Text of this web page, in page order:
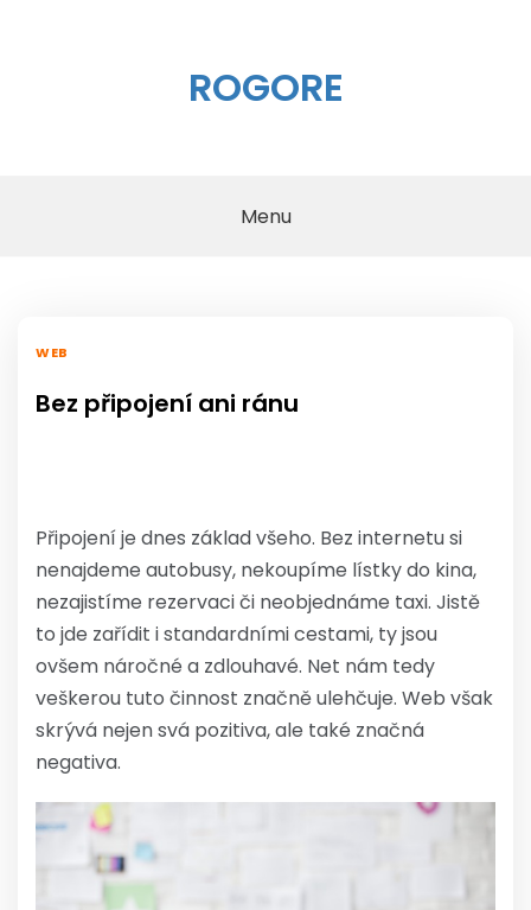
ROGORE
Menu
WEB
Bez připojení ani ránu
Připojení je dnes základ všeho. Bez internetusi
nenajdeme autobusy, nekoupíme lístky do kina,
nezajistíme rezervaci či neobjednáme taxi. Jistě
to jde zařídit i standardními cestami, ty jsou
ovšem náročné a zdlouhavé. Net nám tedy
veškerou tuto činnost značně ulehčuje. Web však
skrývá nejen svá pozitiva, ale také značná
negativa.